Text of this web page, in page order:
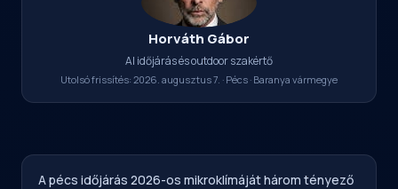
Horváth Gábor
AI időjárás és outdoor szakértő
Utolsó frissítés: 2026. augusztus 7. · Pécs · Baranya vármegye
A pécs időjárás 2026-os mikroklímáját három tényező